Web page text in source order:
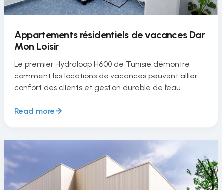
Appartements résidentiels de vacances Dar
Mon Loisir
Le premier Hydraloop H600 de Tunisie démontre
comment les locations de vacances peuvent allier
confort des clients et gestion durable de l’eau.
Read more